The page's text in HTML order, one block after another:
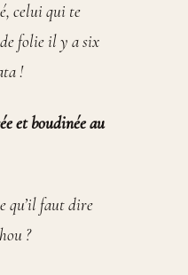
celui qui te
folie il y a six
!
et boudinée au
qu’il faut dire
?